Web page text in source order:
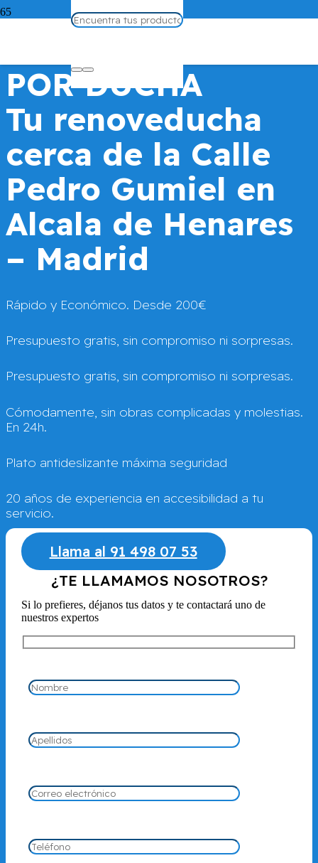
POR DUCHA
Tu renoveducha
cerca de la Calle
Pedro Gumiel en
Alcala de Henares
– Madrid
Rápido y Económico. Desde 200€
Presupuesto gratis, sin compromiso ni sorpresas.
Presupuesto gratis, sin compromiso ni sorpresas.
Cómodamente, sin obras complicadas y molestias.
En 24h.
Plato antideslizante máxima seguridad
20 años de experiencia en accesibilidad a tu
servicio.
Llama al 91 498 07 53
¿TE LLAMAMOS NOSOTROS?
Si lo prefieres, déjanos tus datos y te contactará uno de
nuestros expertos